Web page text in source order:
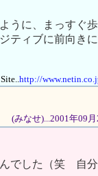
うに、まっすぐ
ティブに前向きに
http://
(みなせ)...2001年09
でした（笑 自